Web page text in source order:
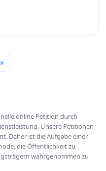
»
online Petition durch
Unsere Petitionen
Daher ist die Aufgabe einer
die Öffentlichkeit zu
wahrgenommen zu